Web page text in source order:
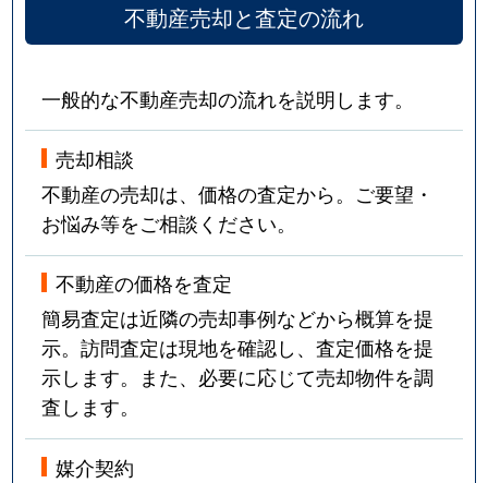
不動産売却と査定の流れ
一般的な不動産売却の流れを説明します。
売却相談
不動産の売却は、価格の査定から。ご要望・
お悩み等をご相談ください。
不動産の価格を査定
簡易査定は近隣の売却事例などから概算を提
示。訪問査定は現地を確認し、査定価格を提
示します。また、必要に応じて売却物件を調
査します。
媒介契約